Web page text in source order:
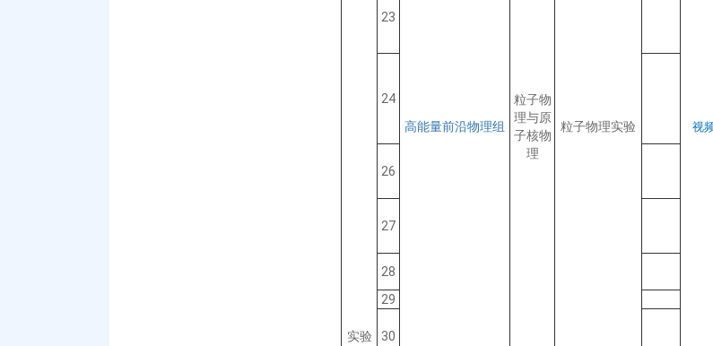
实验
高能量前沿物理组
粒子物
理与原
子核物
理
粒子物理实验 视
23
24
26
27
28
29
30